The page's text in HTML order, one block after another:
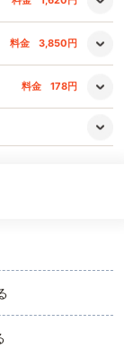
料金 3,850円
料金 178円